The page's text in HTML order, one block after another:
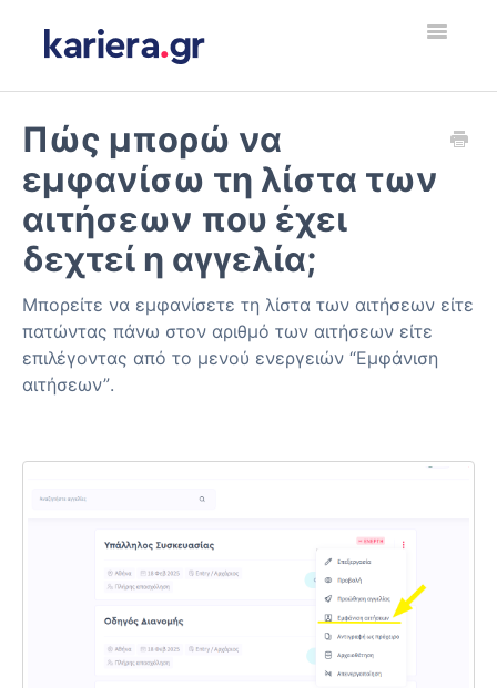
Toggle
Υποψήφιος Εργαζόμενος
Employer
Contact
Πώς μπορώ να
εμφανίσω τη λίστα των
αιτήσεων που έχει
δεχτεί η αγγελία;
Μπορείτε να εμφανίσετε τη λίστα των αιτήσεων είτε
πατώντας πάνω στον αριθμό των αιτήσεων είτε
επιλέγοντας από το μενού ενεργειών “Εμφάνιση
αιτήσεων”.